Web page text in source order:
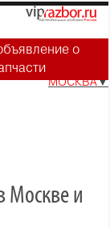
о
МОСКВА▼
Москве и